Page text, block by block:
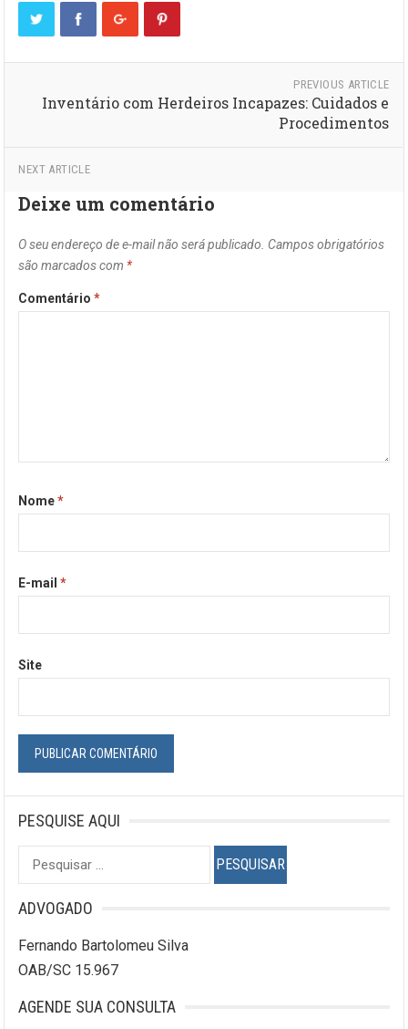
PREVIOUS ARTICLE
Inventário com Herdeiros Incapazes: Cuidados e
Procedimentos
NEXT ARTICLE
Deixe um comentário
O seu endereço de e-mail não será publicado. Campos obrigatórios
são marcados com *
Comentário*
Nome*
E-mail*
Site
PESQUISE AQUI
Pesquisar
por:
ADVOGADO
Fernando Bartolomeu Silva
OAB/SC 15.967
AGENDE SUA CONSULTA